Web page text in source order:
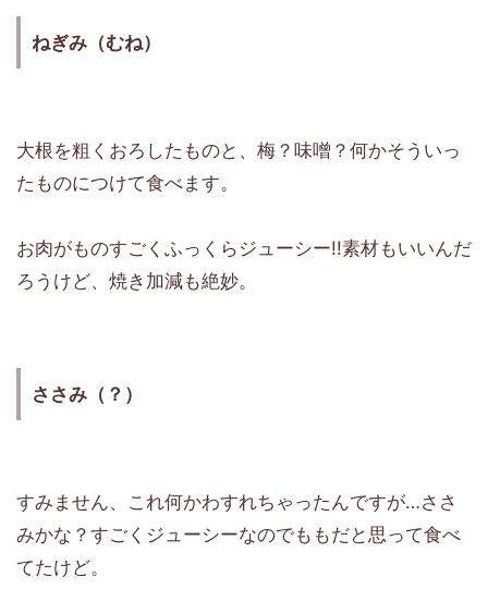
ねぎみ（むね）
大根を粗くおろしたものと、梅？味噌？何かそういっ
たものにつけて食べます。
お肉がものすごくふっくらジューシー!!素材もいいんだ
ろうけど、焼き加減も絶妙。
ささみ（？）
すみません、これ何かわすれちゃったんですが…ささ
みかな？すごくジューシーなのでももだと思って食べ
てたけど。